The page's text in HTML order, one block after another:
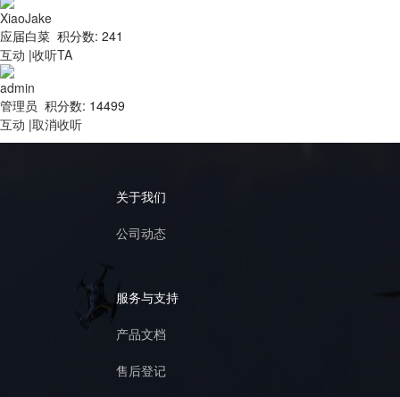
XiaoJake
应届白菜 积分数: 241
互动 |收听TA
admin
管理员 积分数: 14499
互动 |取消收听
关于我们
公司动态
服务与支持
产品文档
售后登记